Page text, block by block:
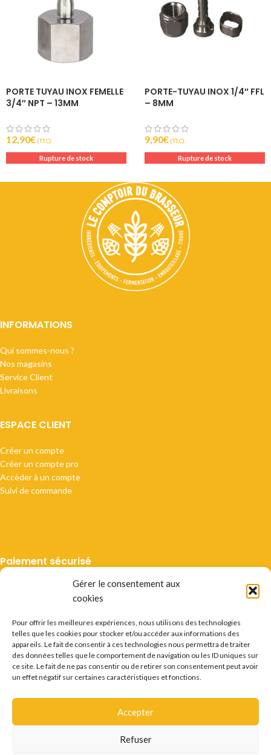
Gérer le consentement aux
cookies
Pour offrir les meilleures expériences, nous utilisons des technologies
telles que les cookies pour stocker et/ou accéder aux informations des
appareils. Le fait de consentir à ces technologies nous permettra de traiter
des données telles que le comportement de navigation ou les ID uniques sur
ce site. Le fait de ne pas consentir ou de retirer son consentement peut avoir
un effet négatif sur certaines caractéristiques et fonctions.
Accepter
Refuser
PORTE TUYAU INOX FEMELLE
3/4″ NPT – 13MM
12,90€ (T.T.C).
Rupture de stock
PORTE-TUYAU INOX 1/4″ FFL
– 8MM
9,90€ (T.T.C).
Rupture de stock
INFORMATIONS
Qui sommes-nous ?
Nos magasins
Service Client
Livraisons
ESPACE CLIENT
Créer un compte
Créer un compte pro
Accèder à un compte
Suivi de commande
Paiement sécurisé
Livraison suivie
Vie privée
Recrutement